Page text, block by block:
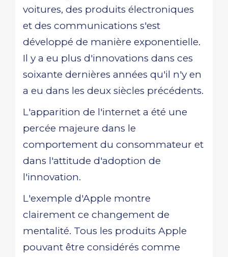
voitures, des produits électroniques
et des communications s'est
développé de manière exponentielle.
Il y a eu plus d'innovations dans ces
soixante dernières années qu'il n'y en
a eu dans les deux siècles précédents.
L'apparition de l'internet a été une
percée majeure dans le
comportement du consommateur et
dans l'attitude d'adoption de
l'innovation.
L'exemple d'Apple montre
clairement ce changement de
mentalité. Tous les produits Apple
pouvant être considérés comme